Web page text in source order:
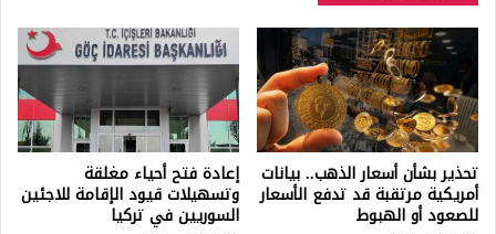
تحذير بشأن أسعار الذهب.. بيانات
أمريكية مرتقبة قد تدفع الأسعار
للصعود أو الهبوط
إعادة فتح أحياء مغلقة
وتسهيلات قيود الإقامة للاجئين
السوريين في تركيا